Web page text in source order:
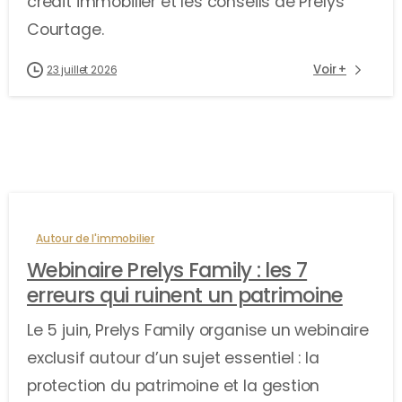
Courtage.
23 juillet 2026 Voir +
Autour de l'immobilier
Webinaire Prelys Family : les 7
erreurs qui ruinent un patrimoine
Le 5 juin, Prelys Family organise un webinaire
exclusif autour d’un sujet essentiel : la
protection du patrimoine et la gestion